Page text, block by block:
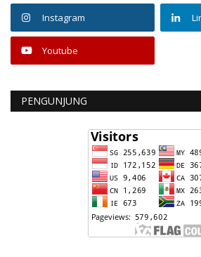
Instagram
Youtube
PENGUNJUNG